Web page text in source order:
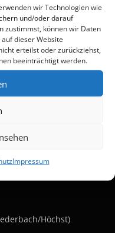
wir Technologien wie
und/oder darauf
zustimmst, können wir Daten
dieser Website
erteilst oder zurückziehst,
beeinträchtigt werden.
Impressum
A 25118
Höchst)